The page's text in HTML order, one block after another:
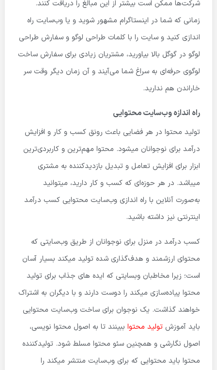
شرکت‌ها ممکن است بیشتر از این مبالغ را دریافت کنند.
زمانی که شما در اینستاگرام مشهور شوید و یا وب‌سایت راه
اندازی کنید و سایت را با کلمات طراحی لوگو و سفارش طراحی
لوگو در گوگل بالا بیاورید، مشتریان زیادی برای سفارش ساخت
لوگوی حرفه‌ای به سراغ شما می‌آیند و آن زمان دیگر وقت سر
خاراندن هم ندارید.
راه اندازه وب‌سایت محتوایی
تولید محتوا در هر فضایی باعث رونق کسب و کار و افزایش
درآمد برای نوجوانان میشود. محتوا مهم‌ترین و کاربردی‌ترین
ابزار برای افزایش تعامل و تبدیل بازدیدکننده به مشتری
میباشد. در هر حوزه‌ای که کسب و کار دارید، میتوانید
به‌صورت آنلاین با راه اندازی وب‌سایت محتوایی کسب درآمد
اینترنتی نیز داشته باشید.
کسب درآمد در منزل برای نوجوانان از طریق وب‌سایتی که
محتوای ارزشمند و هدف‌گذاری شده تولید میکند بسیار آسان
است؛ زیرا مخاطبان وبسایتی که ایده های جذاب برای تولید
محتوا پیاده‌سازی میکند را دوست دارند و با دیگران به اشتراک
خواهند گذاشت. یک نوجوان برای ساخت وب‌سایت محتوایی
باید آموزش تولید محتوا ببینند تا به اصول محتوا نویسی،
اصول نگارشی و همچنین سئو محتوا مسلط شود. تولیدکننده
محتوا باید محتوایی که برای وب‌سایت منتشر میکند را